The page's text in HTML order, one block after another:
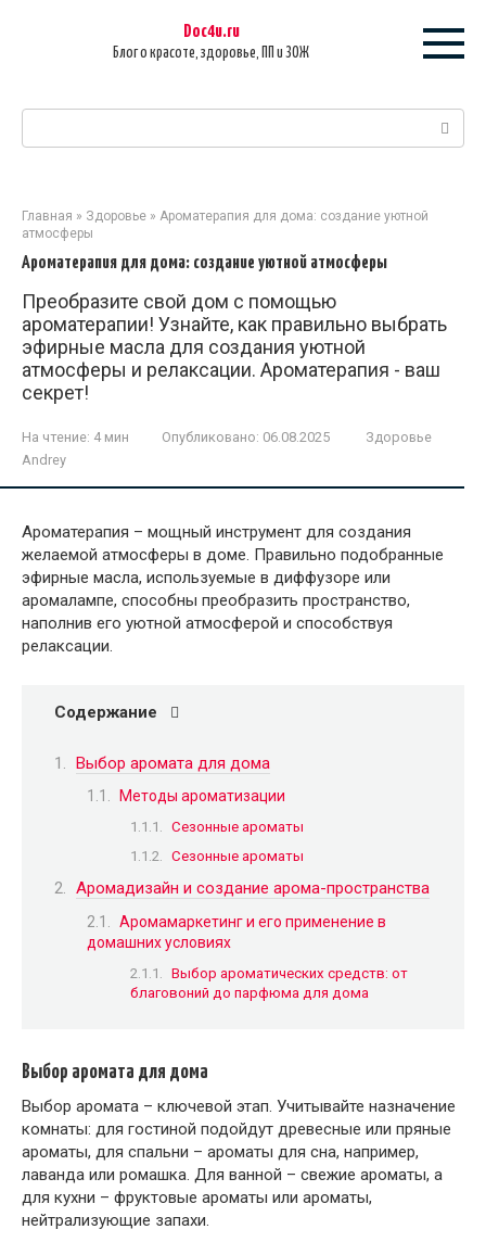
Doc4u.ru
Блог о красоте, здоровье, ПП и ЗОЖ
Главная » Здоровье » Ароматерапия для дома: создание уютной
атмосферы
Ароматерапия для дома: создание уютной атмосферы
Преобразите свой дом с помощью
ароматерапии! Узнайте, как правильно выбрать
эфирные масла для создания уютной
атмосферы и релаксации. Ароматерапия - ваш
секрет!
На чтение: 4 мин Опубликовано: 06.08.2025
Здоровье
Andrey
Ароматерапия – мощный инструмент для создания
желаемой атмосферы в доме. Правильно подобранные
эфирные масла, используемые в диффузоре или
аромалампе, способны преобразить пространство,
наполнив его уютной атмосферой и способствуя
релаксации.
Содержание
Выбор аромата для дома
Методы ароматизации
Сезонные ароматы
Сезонные ароматы
Аромадизайн и создание арома-пространства
Аромамаркетинг и его применение в
домашних условиях
Выбор ароматических средств: от
благовоний до парфюма для дома
Выбор аромата для дома
Выбор аромата – ключевой этап. Учитывайте назначение
комнаты: для гостиной подойдут древесные или пряные
ароматы, для спальни – ароматы для сна, например,
лаванда или ромашка. Для ванной – свежие ароматы, а
для кухни – фруктовые ароматы или ароматы,
нейтрализующие запахи.